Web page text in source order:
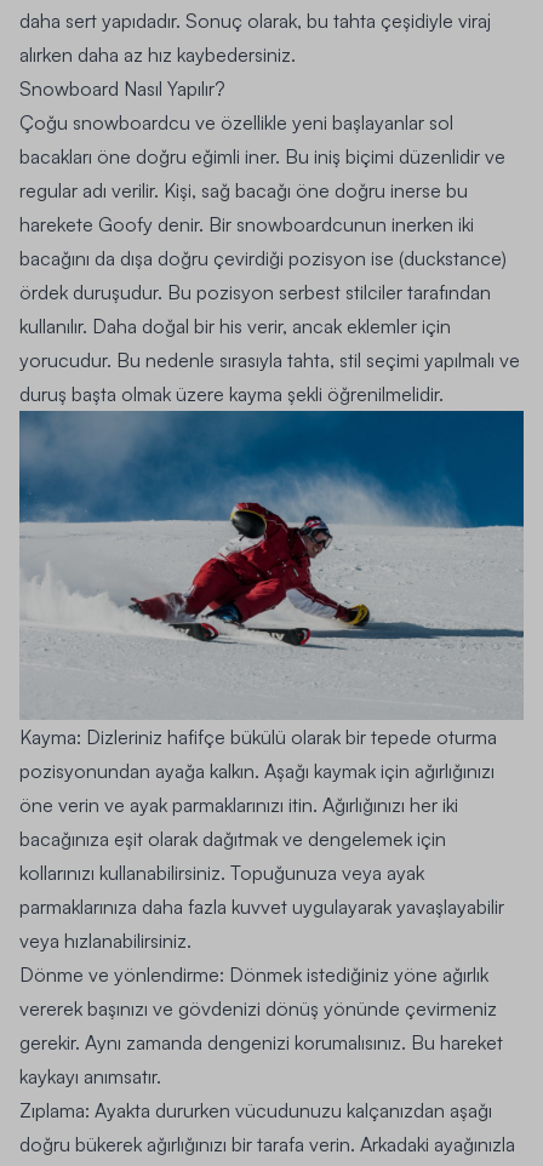
daha sert yapıdadır. Sonuç olarak, bu tahta çeşidiyle viraj
alırken daha az hız kaybedersiniz.
Snowboard Nasıl Yapılır?
Çoğu snowboardcu ve özellikle yeni başlayanlar sol
bacakları öne doğru eğimli iner. Bu iniş biçimi düzenlidir ve
regular adı verilir. Kişi, sağ bacağı öne doğru inerse bu
harekete Goofy denir. Bir snowboardcunun inerken iki
bacağını da dışa doğru çevirdiği pozisyon ise (duckstance)
ördek duruşudur. Bu pozisyon serbest stilciler tarafından
kullanılır. Daha doğal bir his verir, ancak eklemler için
yorucudur. Bu nedenle sırasıyla tahta, stil seçimi yapılmalı ve
duruş başta olmak üzere kayma şekli öğrenilmelidir.
Kayma: Dizleriniz hafifçe bükülü olarak bir tepede oturma
pozisyonundan ayağa kalkın. Aşağı kaymak için ağırlığınızı
öne verin ve ayak parmaklarınızı itin. Ağırlığınızı her iki
bacağınıza eşit olarak dağıtmak ve dengelemek için
kollarınızı kullanabilirsiniz. Topuğunuza veya ayak
parmaklarınıza daha fazla kuvvet uygulayarak yavaşlayabilir
veya hızlanabilirsiniz.
Dönme ve yönlendirme: Dönmek istediğiniz yöne ağırlık
vererek başınızı ve gövdenizi dönüş yönünde çevirmeniz
gerekir. Aynı zamanda dengenizi korumalısınız. Bu hareket
kaykayı anımsatır.
Zıplama: Ayakta dururken vücudunuzu kalçanızdan aşağı
doğru bükerek ağırlığınızı bir tarafa verin. Arkadaki ayağınızla